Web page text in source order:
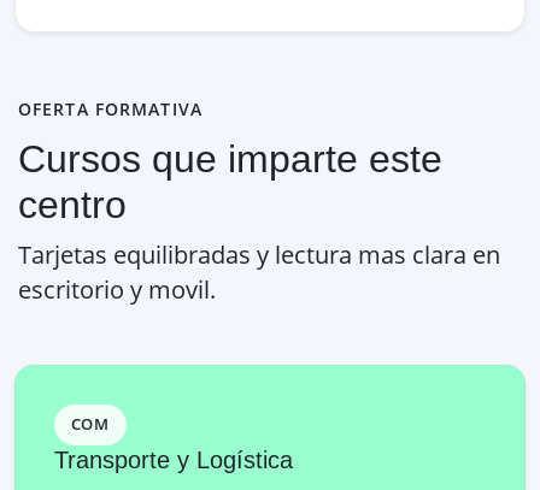
OFERTA FORMATIVA
Cursos que imparte este
centro
Tarjetas equilibradas y lectura mas clara en
escritorio y movil.
COM
Transporte y Logística